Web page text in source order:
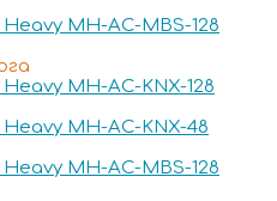
MH-AC-MBS-128
MH-AC-KNX-128
MH-AC-KNX-48
MH-AC-MBS-128